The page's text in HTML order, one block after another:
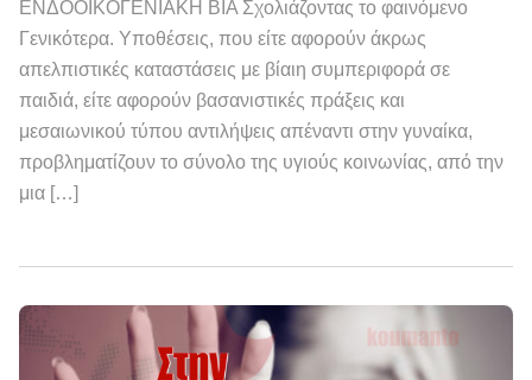
ΕΝΔΟΟΙΚΟΓΕΝΙΑΚΗ ΒΙΑ Σχολιάζοντας το φαινόμενο
Γενικότερα. Υποθέσεις, που είτε αφορούν άκρως
απελπιστικές καταστάσεις με βίαιη συμπεριφορά σε
παιδιά, είτε αφορούν βασανιστικές πράξεις και
μεσαιωνικού τύπου αντιλήψεις απέναντι στην γυναίκα,
προβληματίζουν το σύνολο της υγιούς κοινωνίας, από την
μια […]